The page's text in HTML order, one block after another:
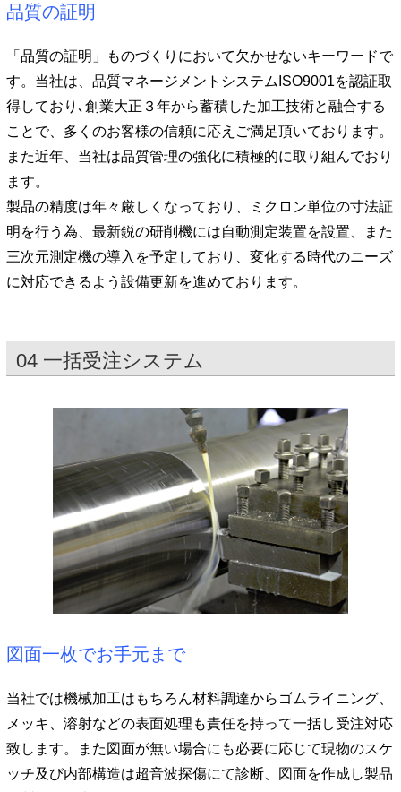
品質の証明
「品質の証明」ものづくりにおいて欠かせないキーワードで
す。当社は、品質マネージメントシステムISO9001を認証取
得しており､創業大正３年から蓄積した加工技術と融合する
ことで、多くのお客様の信頼に応えご満足頂いております。
また近年、当社は品質管理の強化に積極的に取り組んでおり
ます。
製品の精度は年々厳しくなっており、ミクロン単位の寸法証
明を行う為、最新鋭の研削機には自動測定装置を設置、また
三次元測定機の導入を予定しており、変化する時代のニーズ
に対応できるよう設備更新を進めております。
04 一括受注システム
図面一枚でお手元まで
当社では機械加工はもちろん材料調達からゴムライニング、
メッキ、溶射などの表面処理も責任を持って一括し受注対応
致します。また図面が無い場合にも必要に応じて現物のスケ
ッチ及び内部構造は超音波探傷にて診断、図面を作成し製品